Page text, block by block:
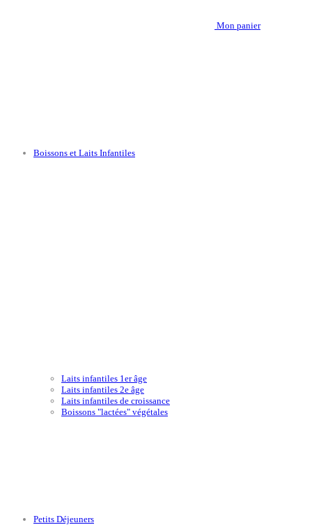
Mon panier
Boissons et Laits Infantiles
Laits infantiles 1er âge
Laits infantiles 2e âge
Laits infantiles de croissance
Boissons "lactées" végétales
Petits Déjeuners